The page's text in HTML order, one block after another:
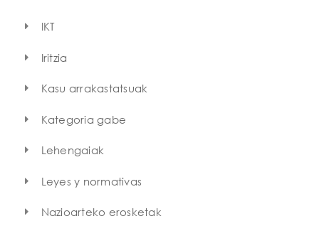
IKT
Iritzia
Kasu arrakastatsuak
Kategoria gabe
Lehengaiak
Leyes y normativas
Nazioarteko erosketak